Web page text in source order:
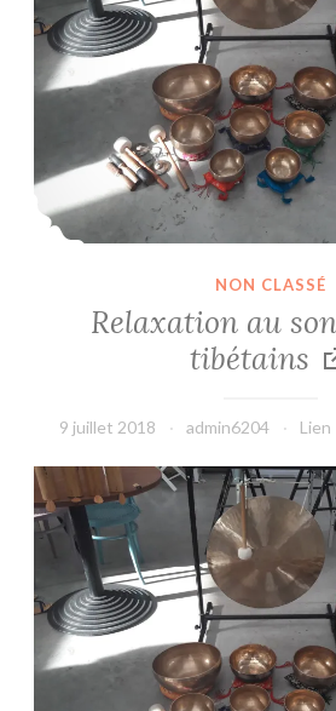
NON CLASSÉ
Relaxation au
tibétains
9 juillet 2018 admin6204 Lien